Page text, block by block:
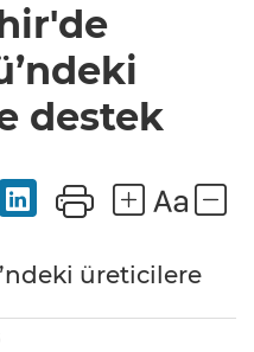
destek
üreticilere